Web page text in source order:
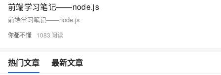
前端学习笔记——node.js
前端学习笔记——node.js
你都不懂 1083
热门文章 最新文章